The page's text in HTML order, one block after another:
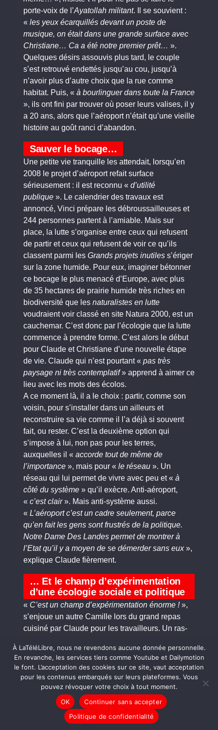
porte-voix de l’Ayatollah militant. Il se souvient :
« les yeux écarquillés devant un poste de
musique, on était dans une grande surface avec
Christiane… Ca a été notre premier prêt… ».
Quelques désirs assouvis plus tard, le couple
s’est retrouvé endettés jusqu’au cou, jusqu’à
n’avoir plus d’autre choix que la rue comme
habitat. Puis, « à bourlinguer dans toute la France
», ils ont fini par trouver où poser leurs valises, il y
a 20 ans, alors que l’aéroport n’était qu’une vieille
histoire au goût ranci d’abandon.
Sauver le bocage…
Une petite vie tranquille les attendait, lorsqu’en
2008 le projet d’aéroport refait surface
sérieusement : il est reconnu « d’utilité
publique ». Le calendrier des travaux est
annoncé, Vinci prépare les débroussailleuses et
244 personnes partent à l’amiable. Mais sur
place, la lutte s’organise entre ceux qui refusent
de partir et ceux qui refusent de voir ce qu’ils
classent parmi les Grands projets inutiles s’ériger
sur la zone humide. Pour eux, imaginer bétonner
ce bocage le plus menacé d’Europe, avec plus
de 35 hectares de prairie humide très riches en
biodiversité que les naturalistes en lutte
voudraient voir classé en site Natura 2000, est un
cauchemar. C’est donc par l’écologie que la lutte
commence à prendre forme. C’est alors le début
pour Claude et Christiane d’une nouvelle étape
de vie. Claude qui n’est pourtant « pas très
paysage ni très contemplatif» apprend à aimer ce
lieu avec les mots des écolos.
A ce moment là, il a le choix : partir, comme son
voisin, pour s’installer dans un ailleurs et
reconstruire sa vie comme il l’a déjà si souvent
fait, ou rester. C’est la deuxième option qui
s’impose à lui, non pas pour les terres,
auxquelles il « accorde tout de même de
l’importance », mais pour « le réseau ». Un
réseau qui lui permet de vivre avec peu et « à
côté du système » qu’il exècre. Anti-aéroport,
« c’est clair». Mais anti-système aussi.
« L’aéroport c’est un cadre seulement, parce
qu’en fait les gens sont frustrés de la politique.
Notre Dame Des Landes permet de montrer à
l’Etat qu’il y a moyen de se démerder sans eux»,
explique Claude fièrement.
… Et le champ d’expérimentation
d’une écologie sociale et politique
« C’est un champ d’expérimentation énorme !»,
s’enjoue un autre Camille lors du grand repas
cuisiné par Claude pour les travailleurs. Un ras-
politiques et la frustration de voir les grèves
étudiantes s’arrêter juste avant de pouvoir
expérimenter un autre système l’ont mené à venir
sur la Zone en 2008, afin de vivre un autre
possible. «Ici, il y a la possibilité unique en
France d’accéder à des terres, tu peux construire
sans les règlementations habituelles et
À LaTéléLibre, nous ne revendons aucune donnée personnelle.
En revanche, les services tiers comme Youtube et Dailymotion
le font. L’acceptation des cookies sur ce site, vaut acceptation
pour les contenus embarqués sur leurs plateformes. Vous
pouvez révoquer votre choix à tout moment.
OK
Continuer sans accepter
Politique de confidentialité